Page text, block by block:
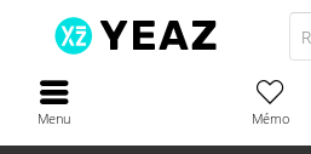
Menu Mémo